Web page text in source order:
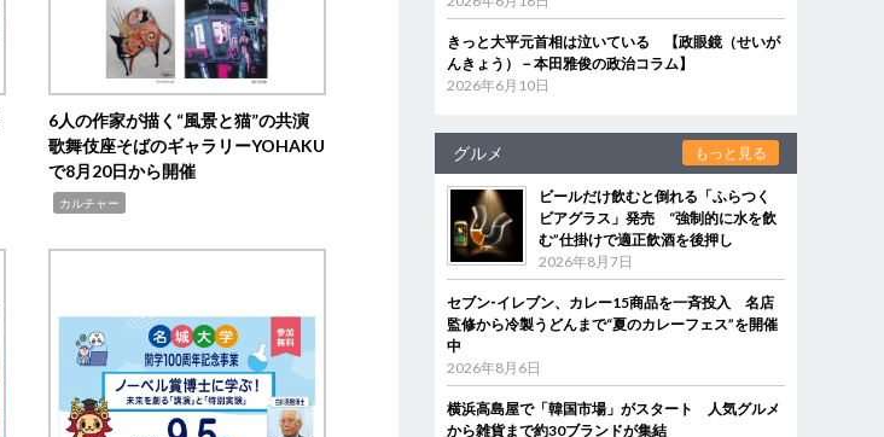
6人の作家が描く“風景と猫”の共演
歌舞伎座そばのギャラリーYOHAKU
で8月20日から開催
カルチャー
きっと大平元首相は泣いている 【政眼鏡（せいが
んきょう）－本田雅俊の政治コラム】
2026年6月10日
グルメ もっと見る
ビールだけ飲むと倒れる「ふらつく
ビアグラス」発売 “強制的に水を飲
む”仕掛けで適正飲酒を後押し
2026年8月7日
セブン‐イレブン、カレー15商品を一斉投入 名店
監修から冷製うどんまで“夏のカレーフェス”を開催
中
2026年8月6日
横浜高島屋で「韓国市場」がスタート 人気グルメ
から雑貨まで約30ブランドが集結